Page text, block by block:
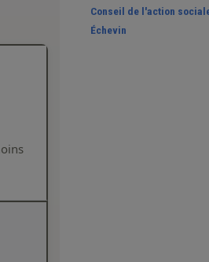
Conseil de l'action
Échevin